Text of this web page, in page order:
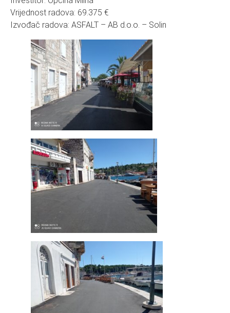
Vrijednost radova: 69.375 €
Izvođač radova: ASFALT – AB d.o.o. – Solin